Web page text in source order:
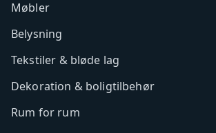
Møbler
Belysning
Tekstiler & bløde lag
Dekoration & boligtilbehør
Rum for rum